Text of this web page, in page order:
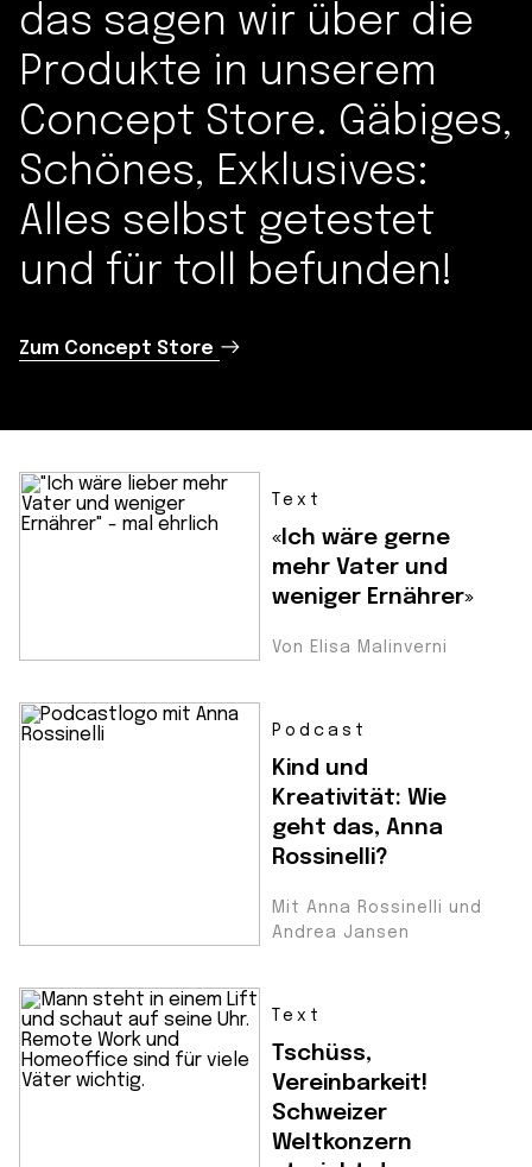
das sagen wir über die
Produkte in unserem
Concept Store. Gäbiges,
Schönes, Exklusives:
Alles selbst getestet
und für toll befunden!
Zum Concept Store
Text
«Ich wäre gerne
mehr Vater und
weniger Ernährer»
Von Elisa Malinverni
Podcast
Kind und
Kreativität: Wie
geht das, Anna
Rossinelli?
Mit Anna Rossinelli und
Andrea Jansen
Text
Tschüss,
Vereinbarkeit!
Schweizer
Weltkonzern